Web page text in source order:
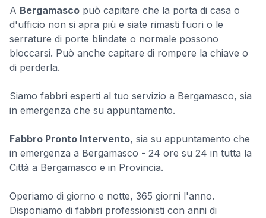
A Bergamasco può capitare che la porta di casa o
d'ufficio non si apra più e siate rimasti fuori o le
serrature di porte blindate o normale possono
bloccarsi. Può anche capitare di rompere la chiave o
di perderla.
Siamo fabbri esperti al tuo servizio a Bergamasco, sia
in emergenza che su appuntamento.
Fabbro Pronto Intervento, sia su appuntamento che
in emergenza a Bergamasco - 24 ore su 24 in tutta la
Città a Bergamasco e in Provincia.
Operiamo di giorno e notte, 365 giorni l'anno.
Disponiamo di fabbri professionisti con anni di